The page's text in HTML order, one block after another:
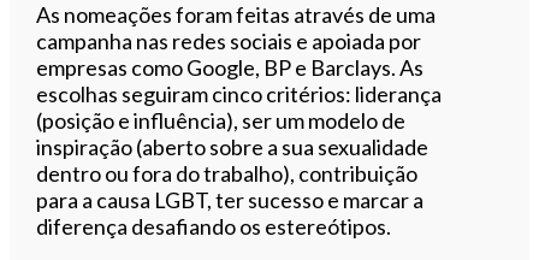
As nomeações foram feitas através de uma
campanha nas redes sociais e apoiada por
empresas como Google, BP e Barclays. As
escolhas seguiram cinco critérios: liderança
(posição e influência), ser um modelo de
inspiração (aberto sobre a sua sexualidade
dentro ou fora do trabalho), contribuição
para a causa LGBT, ter sucesso e marcar a
diferença desafiando os estereótipos.